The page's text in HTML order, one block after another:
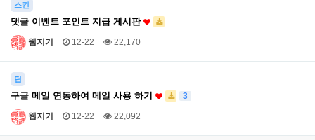
스킨
댓글 이벤트 포인트 지급 게시판
웹지기 12-22 22,170
팁
구글 메일 연동하여 메일 사용 하기 3
웹지기 12-22 22,092